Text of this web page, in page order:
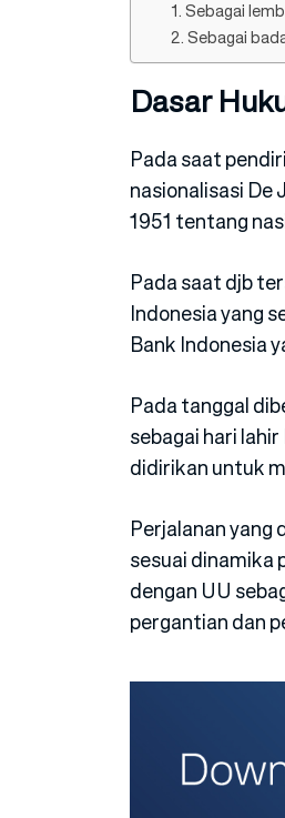
1. Sebagai
2. Sebagai
Dasar
Pada saat
nasionalisasi De
1951 tentang
Pada saat djb
Indonesia yang
Bank Indonesia
Pada tanggal
sebagai hari
didirikan untuk
Perjalanan yang
sesuai dinamika
dengan UU
pergantian dan